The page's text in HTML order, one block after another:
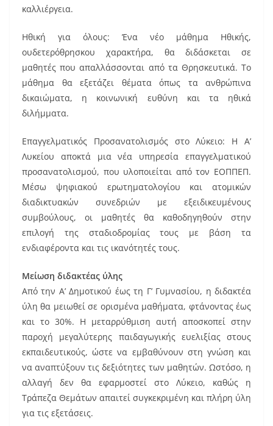
καλλιέργεια.
Ηθική για όλους: Ένα νέο μάθημα Ηθικής,
ουδετερόθρησκου χαρακτήρα, θα διδάσκεται σε
μαθητές που απαλλάσσονται από τα Θρησκευτικά. Το
μάθημα θα εξετάζει θέματα όπως τα ανθρώπινα
δικαιώματα, η κοινωνική ευθύνη και τα ηθικά
διλήμματα.
Επαγγελματικός Προσανατολισμός στο Λύκειο: Η Α’
Λυκείου αποκτά μια νέα υπηρεσία επαγγελματικού
προσανατολισμού, που υλοποιείται από τον ΕΟΠΠΕΠ.
Μέσω ψηφιακού ερωτηματολογίου και ατομικών
διαδικτυακών συνεδριών με εξειδικευμένους
συμβούλους, οι μαθητές θα καθοδηγηθούν στην
επιλογή της σταδιοδρομίας τους με βάση τα
ενδιαφέροντα και τις ικανότητές τους.
Μείωση διδακτέας ύλης
Από την Α’ Δημοτικού έως τη Γ’ Γυμνασίου, η διδακτέα
ύλη θα μειωθεί σε ορισμένα μαθήματα, φτάνοντας έως
και το 30%. Η μεταρρύθμιση αυτή αποσκοπεί στην
παροχή μεγαλύτερης παιδαγωγικής ευελιξίας στους
εκπαιδευτικούς, ώστε να εμβαθύνουν στη γνώση και
να αναπτύξουν τις δεξιότητες των μαθητών. Ωστόσο, η
αλλαγή δεν θα εφαρμοστεί στο Λύκειο, καθώς η
Τράπεζα Θεμάτων απαιτεί συγκεκριμένη και πλήρη ύλη
για τις εξετάσεις.